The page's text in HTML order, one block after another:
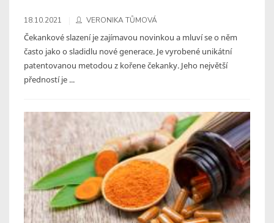
18.10.2021 VERONIKA TŮMOVÁ
Čekankové slazení je zajímavou novinkou a mluví se o něm
často jako o sladidlu nové generace. Je vyrobené unikátní
patentovanou metodou z kořene čekanky. Jeho největší
předností je ...